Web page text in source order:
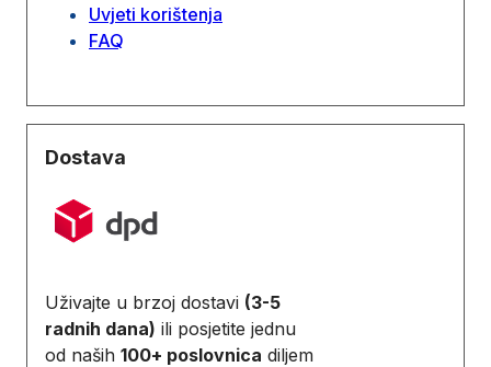
Uvjeti korištenja
FAQ
Dostava
Uživajte u brzoj dostavi (3-5
radnih dana) ili posjetite jednu
od naših 100+ poslovnica diljem